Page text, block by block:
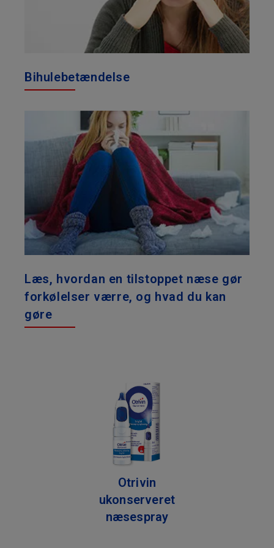
Bihulebetændelse
Læs, hvordan en tilstoppet næse gør
forkølelser værre, og hvad du kan
gøre
Otrivin
ukonserveret
næsespray